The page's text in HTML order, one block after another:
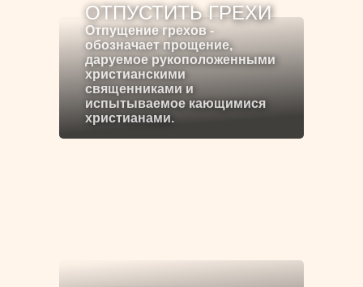
ОТПУСТИТЬ ГРЕХИ
Отпущение грехов -
обозначает прощение,
даруемое рукоположенными
христианскими
священниками и
испытываемое кающимися
христианами.